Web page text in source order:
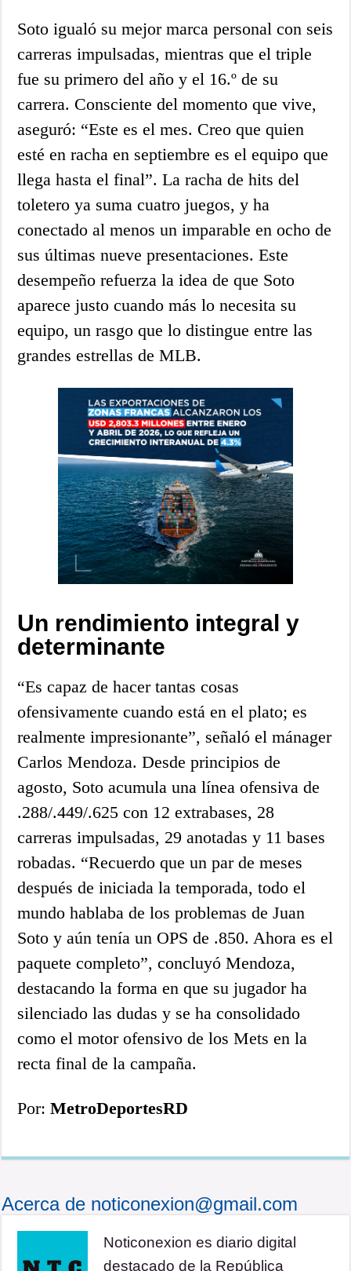
Soto igualó su mejor marca personal con seis
carreras impulsadas, mientras que el triple
fue su primero del año y el 16.º de su
carrera. Consciente del momento que vive,
aseguró: “Este es el mes. Creo que quien
esté en racha en septiembre es el equipo que
llega hasta el final”. La racha de hits del
toletero ya suma cuatro juegos, y ha
conectado al menos un imparable en ocho de
sus últimas nueve presentaciones. Este
desempeño refuerza la idea de que Soto
aparece justo cuando más lo necesita su
equipo, un rasgo que lo distingue entre las
grandes estrellas de MLB.
Un rendimiento integral y
determinante
“Es capaz de hacer tantas cosas
ofensivamente cuando está en el plato; es
realmente impresionante”, señaló el mánager
Carlos Mendoza. Desde principios de
agosto, Soto acumula una línea ofensiva de
.288/.449/.625 con 12 extrabases, 28
carreras impulsadas, 29 anotadas y 11 bases
robadas. “Recuerdo que un par de meses
después de iniciada la temporada, todo el
mundo hablaba de los problemas de Juan
Soto y aún tenía un OPS de .850. Ahora es el
paquete completo”, concluyó Mendoza,
destacando la forma en que su jugador ha
silenciado las dudas y se ha consolidado
como el motor ofensivo de los Mets en la
recta final de la campaña.
Por:MetroDeportesRD
Acerca de noticonexion@gmail.com
Noticonexion es diario digital
destacado de la República